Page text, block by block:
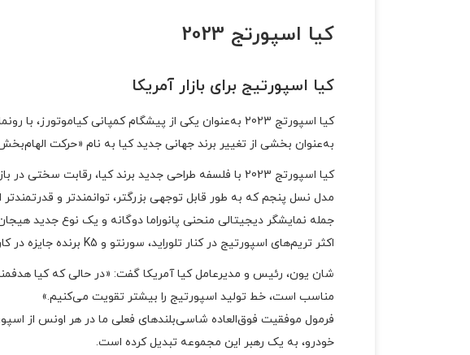
کیا اسپورتج 2023
کیا اسپورتیج برای بازار آمریکا
به‌عنوان بخشی از تغییر برند جهانی جدید کیا به نام «حرکت
کیا اسپورتج 2023 با فلسفه طراحی جدید برند کیا، رقابت سختی در بازار این رده از شاسی بلند ها دارد.
مدل نسل پنجم که به طور قابل توجهی بزرگتر، توانمندتر و
جمله نمایشگر دیجیتالی منحنی پانوراما دوگانه و یک نوع جدید
اکثر تریم‌های اسپورتیج در کنار تلوراید، سورنتو و K5 برنده جایزه در کارخانه تولید کیا در وست پوینت جورجیا، اکنون در ایالات متحده مونتاژ خواهند شد.
شان یون، رئیس و مدیرعامل کیا آمریکا گفت: «در حالی که کیا
مناسب است، خط تولید اسپورتیج را بیشتر تقویت می‌کنیم.»
فرمول موفقیت فوق‌العاده شاسی‌بلندهای فعلی ما در هر اونس از
خودرو، به یک رهبر این مجموعه تبدیل کرده است.